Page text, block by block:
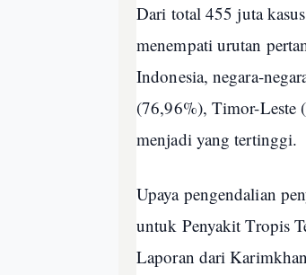
Dari total 455 juta
menempati urutan
Indonesia, negara-
(76,96%), Timor-Leste
menjadi yang tertinggi.
Upaya pengendalian
untuk Penyakit Tropis
Laporan dari